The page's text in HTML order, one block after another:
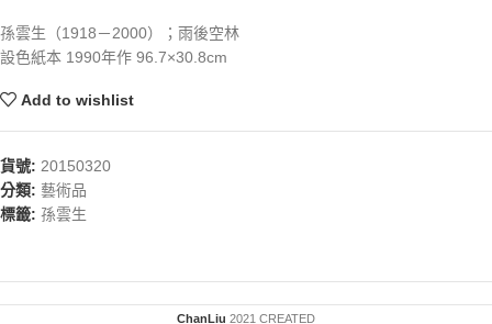
孫雲生（1918－2000）；雨後空林
設色紙本 1990年作 96.7×30.8cm
Add to wishlist
貨號: 20150320
分類: 藝術品
標籤: 孫雲生
ChanLiu 2021 CREATED